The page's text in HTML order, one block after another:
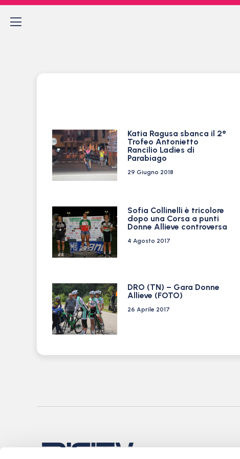
Katia Ragusa sbanca il 2°
Trofeo Antonietto
Rancilio Ladies di
Parabiago
29 Giugno 2018
Sofia Collinelli è tricolore
dopo una Corsa a punti
Donne Allieve controversa
4 Agosto 2017
DRO (TN) – Gara Donne
Allieve (FOTO)
26 Aprile 2017